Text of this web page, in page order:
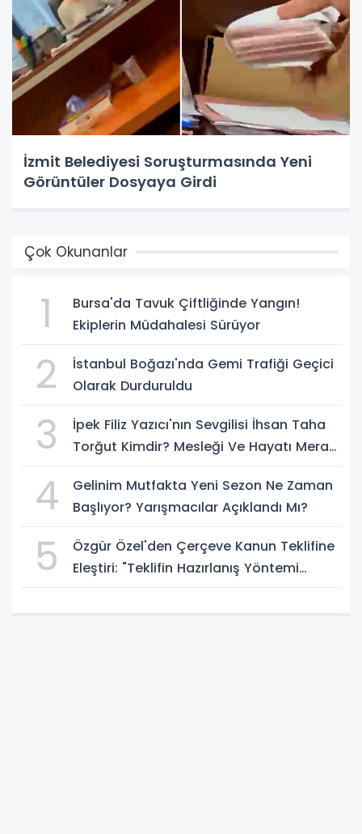
İzmit Belediyesi Soruşturmasında Yeni
Görüntüler Dosyaya Girdi
Çok Okunanlar
1
Bursa'da Tavuk Çiftliğinde Yangın!
Ekiplerin Müdahalesi Sürüyor
2
İstanbul Boğazı'nda Gemi Trafiği Geçici
Olarak Durduruldu
3
İpek Filiz Yazıcı'nın Sevgilisi İhsan Taha
Torğut Kimdir? Mesleği Ve Hayatı Merak
4
Gelinim Mutfakta Yeni Sezon Ne Zaman
Başlıyor? Yarışmacılar Açıklandı Mı?
5
Özgür Özel'den Çerçeve Kanun Teklifine
Eleştiri: "Teklifin Hazırlanış Yöntemi